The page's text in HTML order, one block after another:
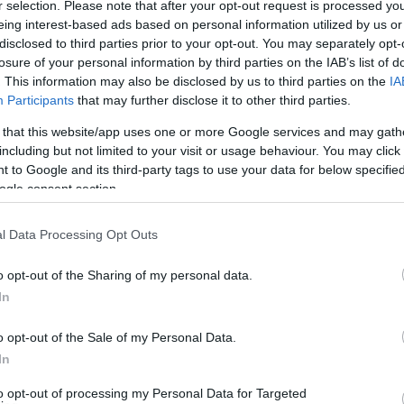
selection. Please note that after your opt-out request is processed
interest-based ads based on personal information utilized by us
to third parties prior to your opt-out. You may separately
of your personal information by third parties on the IAB’s list of
This information may also be disclosed by us to third parties on the
Participants that may further disclose it to other third parties.
that this website/app uses one or more Google services and may
but not limited to your visit or usage behaviour. You may
to Google and its third-party tags to use your data for below
consent section.
Data Processing Opt Outs
opt-out of the Sharing of my personal data.
opt-out of the Sale of my Personal Data.
opt-out of processing my Personal Data for Targeted
επιτρέπει πλέον την αναθεώρηση του.
Γενικής Γραμματείας Πολιτικής Προστασίας, ο
60% (από 50%) για τα πλοία που δεν διαθέτουν
καμπίνες.
ενώ διατηρείται το αντίστοιχο όριο των τεσσάρων
συνοδό τους.
και Νησιωτικής Πολιτικής κ. Γιάννης
τα πληρώματα και τις ακτοπλοϊκές εταιρείες
στην τήρηση των μέτρων.